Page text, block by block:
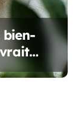
bien-